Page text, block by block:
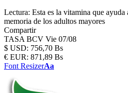
Lectura: Esta es la vitamina que ayuda
memoria de los adultos mayores
Compartir
TASA BCV Vie 07/08
$ USD: 756,70 Bs
€ EUR: 871,89 Bs
Font ResizerAa